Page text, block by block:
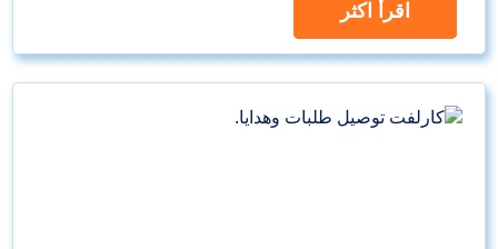
اقرأ اكثر